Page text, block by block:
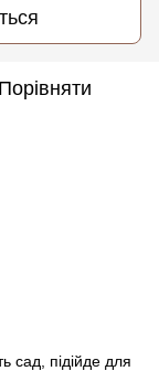
Порівняти
сад, підійде для